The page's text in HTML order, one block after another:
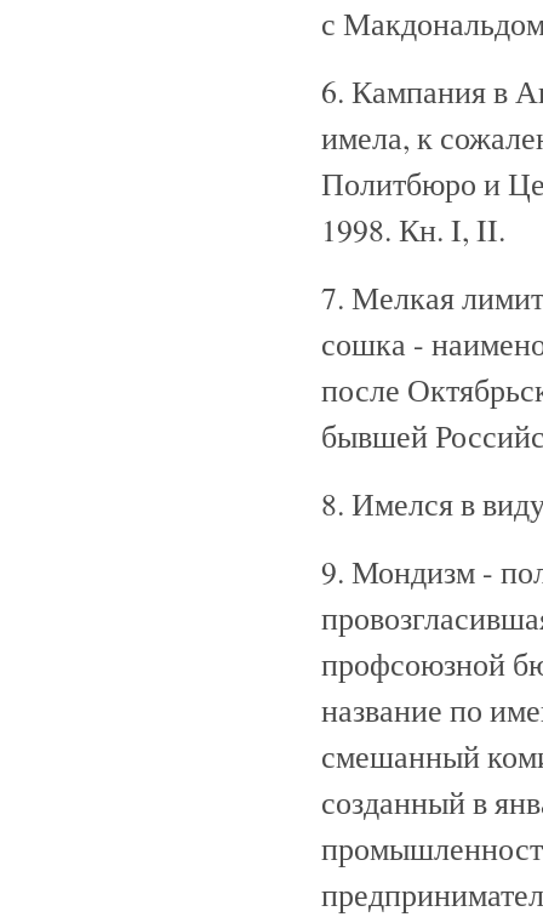
с
6. Кампания в
имела, к
Политбюро и
1998. Кн. I, II.
7. Мелкая
сошка -
после
бывшей
8. Имелся в
9. Мондизм -
профсоюзной
название по
смешанный
созданный в